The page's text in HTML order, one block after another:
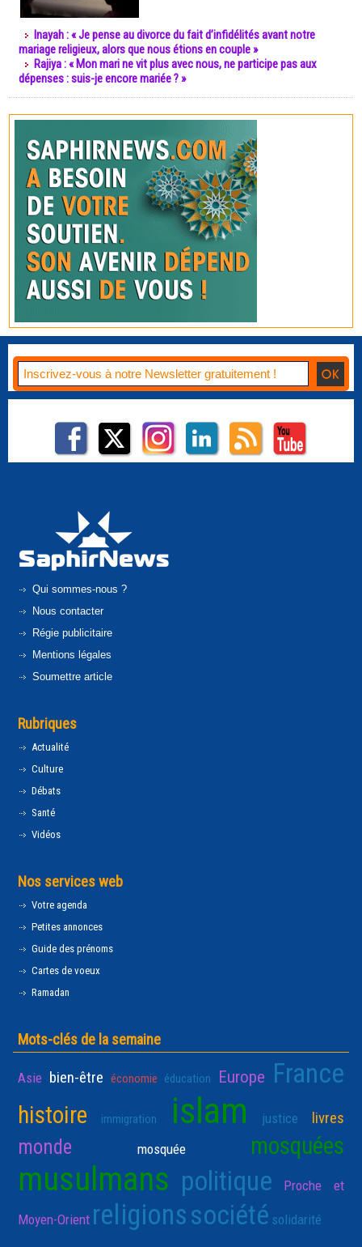
Inayah : « Je pense au divorce du fait d’infidélités avant notre
mariage religieux, alors que nous étions en couple »
Rajiya : « Mon mari ne vit plus avec nous, ne participe pas aux
dépenses : suis-je encore mariée ? »
Qui sommes-nous ?
Nous contacter
Régie publicitaire
Mentions légales
Soumettre article
Rubriques
Actualité
Culture
Débats
Santé
Vidéos
Nos services web
Votre agenda
Petites annonces
Guide des prénoms
Cartes de voeux
Ramadan
Mots-clés de la semaine
Asie bien-être économie éducation Europe France
histoire immigration islam justice livres
monde mosquée mosquées
musulmans politique Proche et
Moyen-Orient religionssociété solidarité